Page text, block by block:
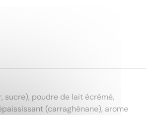
sucre), poudre de lait écrémé,
(carraghénane), arome